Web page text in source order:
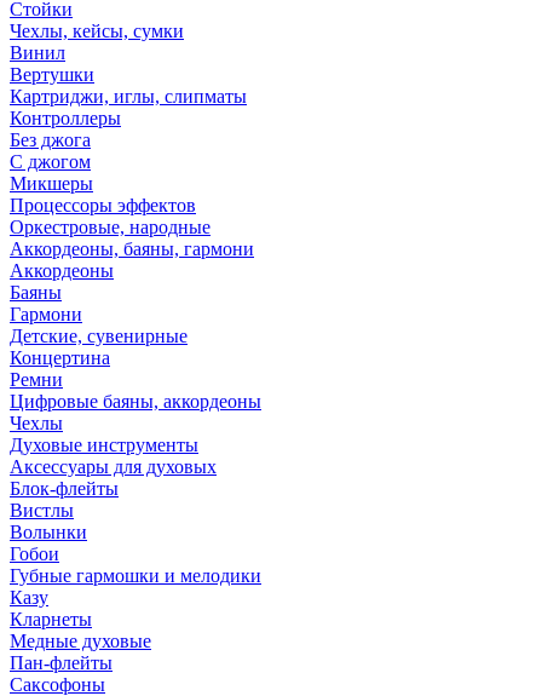
Стойки
Чехлы, кейсы, сумки
Винил
Вертушки
Картриджи, иглы, слипматы
Контроллеры
Без джога
С джогом
Микшеры
Процессоры эффектов
Оркестровые, народные
Аккордеоны, баяны, гармони
Аккордеоны
Баяны
Гармони
Детские, сувенирные
Концертина
Ремни
Цифровые баяны, аккордеоны
Чехлы
Духовые инструменты
Аксессуары для духовых
Блок-флейты
Вистлы
Волынки
Гобои
Губные гармошки и мелодики
Казу
Кларнеты
Медные духовые
Пан-флейты
Саксофоны